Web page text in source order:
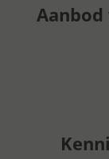
Aanbod